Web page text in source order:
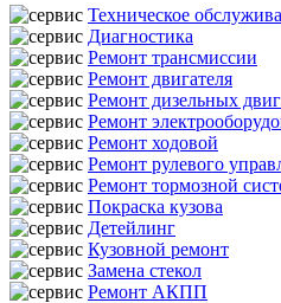
Техническое
Диагностика
Ремонт трансмиссии
Ремонт двигателя
Ремонт дизельных
Ремонт
Ремонт ходовой
Ремонт рулевого
Ремонт тормозной
Покраска кузова
Детейлинг
Кузовной ремонт
Замена стекол
Ремонт АКПП